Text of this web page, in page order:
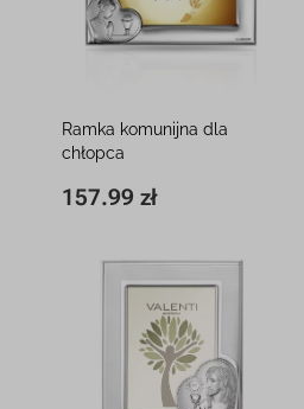
Ramka komunijna dla
chłopca
grawerem
157.99 zł
13 x 17 cm